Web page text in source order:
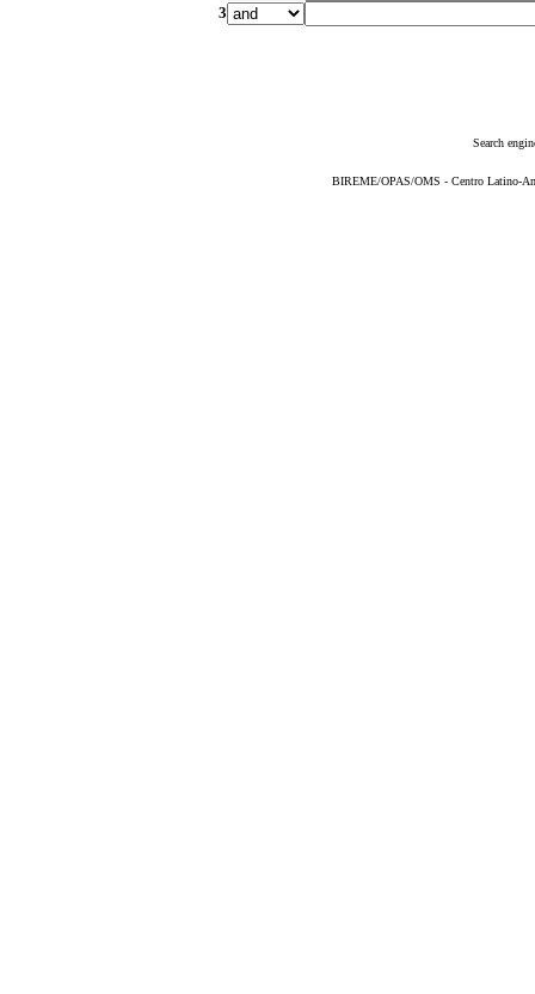
3
Search
BIREME/OPAS/OMS - Centro Latino-